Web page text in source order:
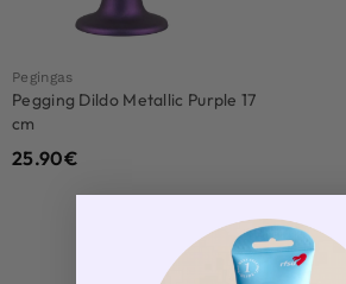
Pegingas
Pegging Dildo Metallic Purple 17
cm
25.90€
Load More Products